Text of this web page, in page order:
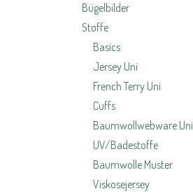
Bügelbilder
Stoffe
Basics
Jersey Uni
French Terry Uni
Cuffs
Baumwollwebware Uni
UV/Badestoffe
Baumwolle Muster
Viskosejersey